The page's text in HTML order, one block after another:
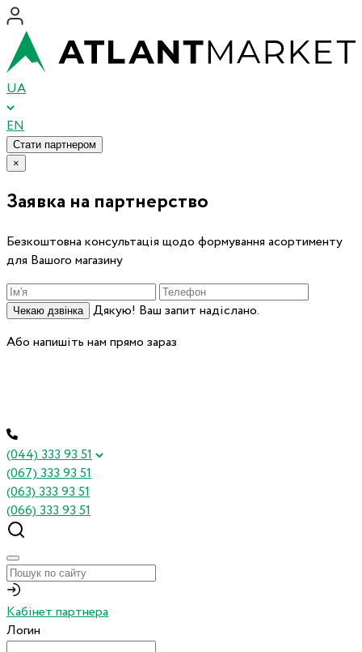
UA
EN
Стати партнером
×
Заявка на партнерство
Безкоштовна консультація щодо формування асортименту
для Вашого магазину
Чекаю дзвінка
Дякую! Ваш запит надіслано.
Або напишіть нам прямо зараз
(044) 333 93 51
(067) 333 93 51
(063) 333 93 51
(066) 333 93 51
Кабінет партнера
Логин